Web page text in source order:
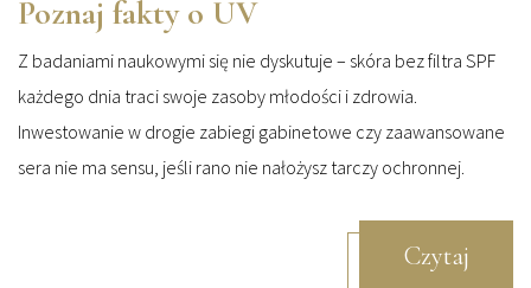
Poznaj fakty o UV
Z badaniami naukowymi się nie dyskutuje – skóra bez filtra SPF
każdego dnia traci swoje zasoby młodości i zdrowia.
Inwestowanie w drogie zabiegi gabinetowe czy zaawansowane
sera nie ma sensu, jeśli rano nie nałożysz tarczy ochronnej.
Czytaj